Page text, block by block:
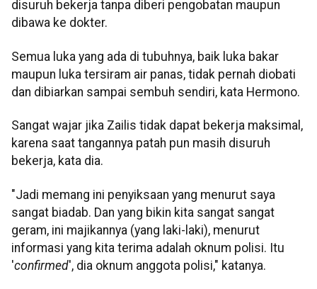
disuruh bekerja tanpa diberi pengobatan maupun
dibawa ke dokter.
Semua luka yang ada di tubuhnya, baik luka bakar
maupun luka tersiram air panas, tidak pernah diobati
dan dibiarkan sampai sembuh sendiri, kata Hermono.
Sangat wajar jika Zailis tidak dapat bekerja maksimal,
karena saat tangannya patah pun masih disuruh
bekerja, kata dia.
"Jadi memang ini penyiksaan yang menurut saya
sangat biadab. Dan yang bikin kita sangat sangat
geram, ini majikannya (yang laki-laki), menurut
informasi yang kita terima adalah oknum polisi. Itu
'confirmed', dia oknum anggota polisi," katanya.